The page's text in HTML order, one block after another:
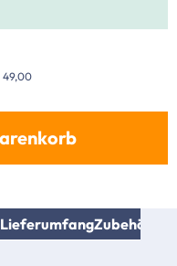
49,00
LieferumfangZubehör &